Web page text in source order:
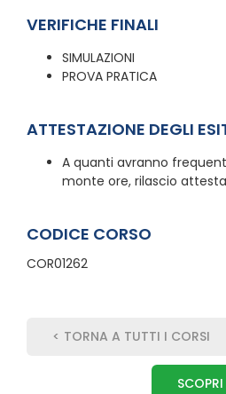
VERIFICHE FINALI
SIMULAZIONI
PROVA PRATICA
ATTESTAZIONE DEGLI
A quanti avranno
monte ore, rilascio
CODICE CORSO
COR01262
< TORNA A TUTTI I CORSI